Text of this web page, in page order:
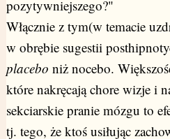
pozytywniejszego?"
Włącznie z tym(w temacie
w obrębie sugestii
placebo niż nocebo.
które nakręcają chore wizje i
sekciarskie pranie mózgu to
tj. tego, że ktoś usiłując